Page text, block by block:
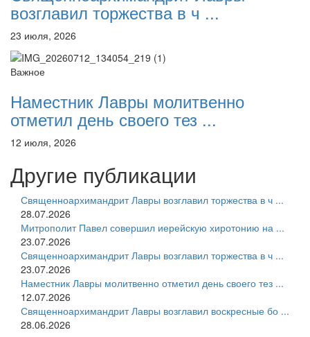
возглавил торжества в ч ...
23 июля, 2026
Важное
Наместник Лавры молитвенно
отметил день своего тез ...
12 июля, 2026
Другие публикации
Священноархимандрит Лавры возглавил торжества в ч ...
28.07.2026
Митрополит Павел совершил иерейскую хиротонию на ...
23.07.2026
Священноархимандрит Лавры возглавил торжества в ч ...
23.07.2026
Наместник Лавры молитвенно отметил день своего тез ...
12.07.2026
Священноархимандрит Лавры возглавил воскресные бо ...
28.06.2026